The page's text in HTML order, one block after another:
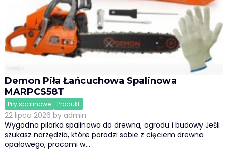
Demon Piła Łańcuchowa Spalinowa
MARPCS58T
Piły spalinowe Produkt
22 lipca 2026 by admin
Wygodna pilarka spalinowa do drewna, ogrodu i budowy Jeśli
szukasz narzędzia, które poradzi sobie z cięciem drewna
opałowego, pracami w…